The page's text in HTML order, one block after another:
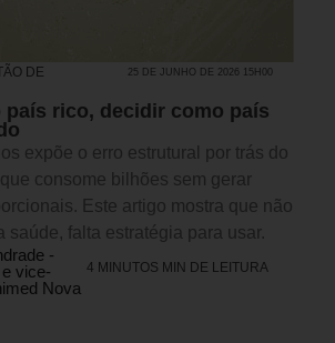
DE
25 DE JUNHO DE 2026 15H00
país rico, decidir como país
expõe o erro estrutural por trás do
consome bilhões sem gerar
Este artigo mostra que não
saúde, falta estratégia para usar.
-
vice-
Nova
4 MINUTOS MIN DE LEITURA